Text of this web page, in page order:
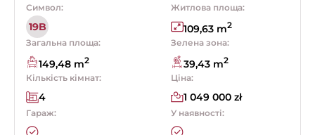
Символ:
19B
Житлова площа:
109,63 m2
Загальна площа:
149,48 m2
Зелена зона:
39,43 m2
Кількість кімнат:
4
Ціна:
1 049 000 zł
Гараж: У наявності: